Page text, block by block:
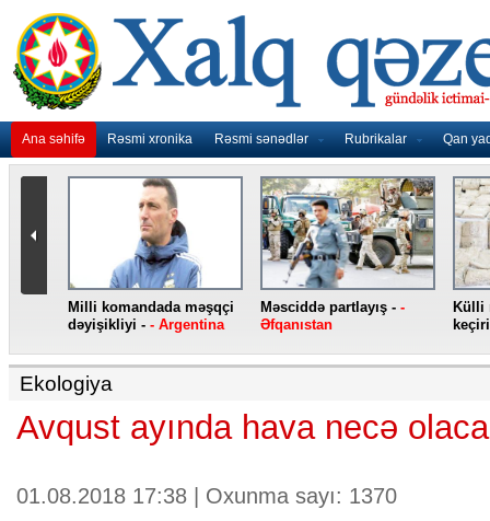
Ana səhifə Rəsmi xronika Rəsmi sənədlər Rubrikalar Qan
Milli komandada məşqçi
dəyişikliyi - - Argentina
Məsciddə partlayış - -
Əfqanıstan
Külli
Ekologiya
Avqust ayında hava necə
01.08.2018 17:38 | Oxunma sayı: 1370